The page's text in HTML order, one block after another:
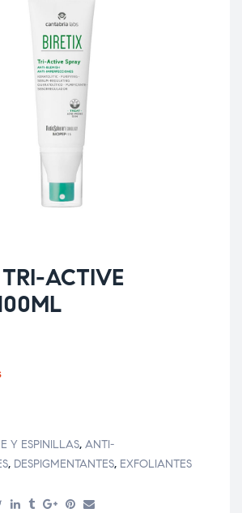
ACTIVE
Y ESPINILLAS, ANTI-
, DESPIGMENTANTES, EXFOLIANTES